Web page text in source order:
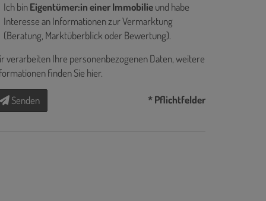
Ich binEigentümer:in einer Immobilieund habe
Interesse an Informationen zur Vermarktung
(Beratung, Marktüberblick oder Bewertung).
verarbeiten Ihre personenbezogenen Daten, weitere
finden Sie hier.
Senden * Pflichtfelder